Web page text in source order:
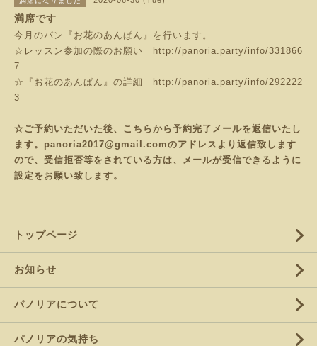
満席です
今月のパン『お花のあんぱん』を行います。
☆レッスン参加の際のお願い
http://panoria.party/info/331866
7
☆『お花のあんぱん』の詳細
http://panoria.party/info/292222
3
☆ご予約いただいた後、こちらから予約完了メールを返信いたし
ます。panoria2017@gmail.comのアドレスより返信致します
ので、受信拒否等をされている方は、メールが受信できるように
設定をお願い致します。
トップページ
お知らせ
パノリアについて
パノリアの気持ち